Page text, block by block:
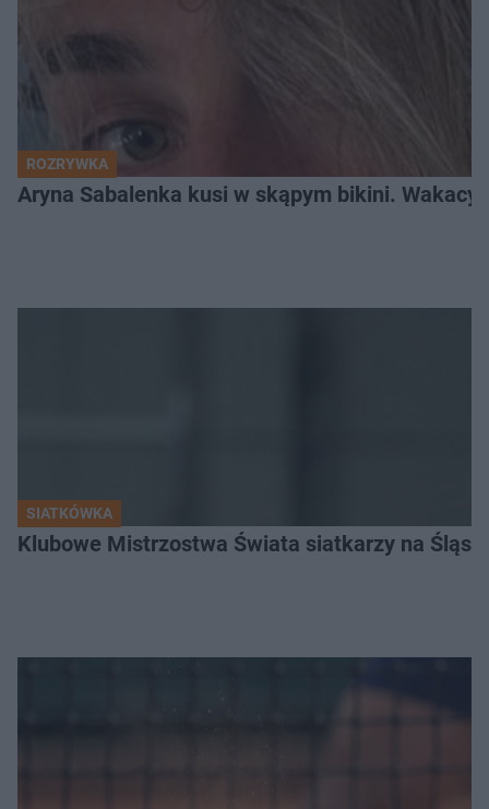
ROZRYWKA
Aryna Sabalenka kusi w skąpym bikini.
SIATKÓWKA
Klubowe Mistrzostwa Świata siatkarzy na